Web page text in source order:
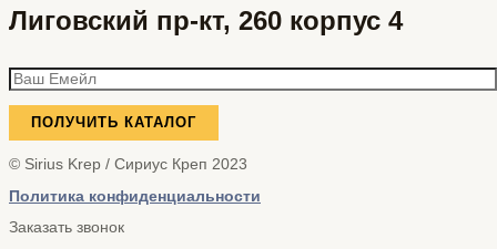
Лиговский пр-кт, 260 корпус 4
© Sirius Krep / Сириус Креп 2023
Политика конфиденциальности
Заказать звонок